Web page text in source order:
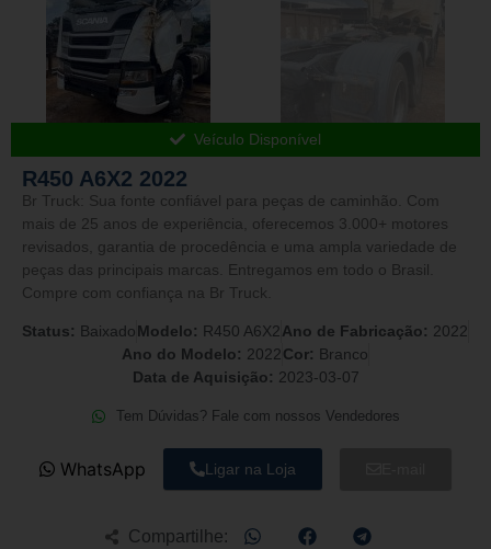
Veículo Disponível
R450 A6X2 2022
Br Truck: Sua fonte confiável para peças de caminhão. Com
mais de 25 anos de experiência, oferecemos 3.000+ motores
revisados, garantia de procedência e uma ampla variedade de
peças das principais marcas. Entregamos em todo o Brasil.
Compre com confiança na Br Truck.
Status: BaixadoModelo: R450 A6X2Ano de Fabricação: 2022
Ano do Modelo: 2022Cor: Branco
Data de Aquisição: 2023-03-07
Tem Dúvidas? Fale com nossos Vendedores
WhatsApp Ligar na Loja
Compartilhe: